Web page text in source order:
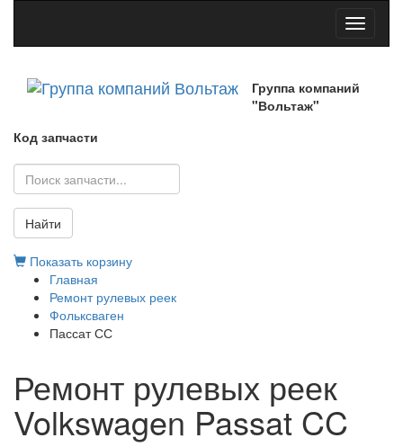
Toggle
Группа компаний
"Вольтаж"
Код запчасти
Найти
Показать корзину
Главная
Ремонт рулевых реек
Фольксваген
Пассат СС
Ремонт рулевых реек
Volkswagen Passat CC